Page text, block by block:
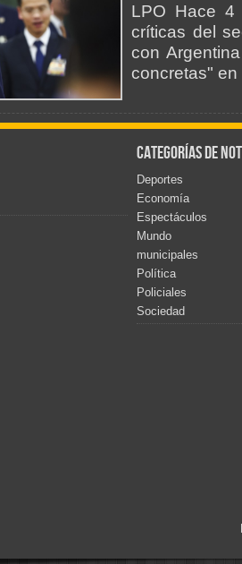
LPO Hace
críticas del
con
concretas"
Categorías de
Deportes
Economía
Espectáculos
Mundo
municipales
Política
Policiales
Sociedad